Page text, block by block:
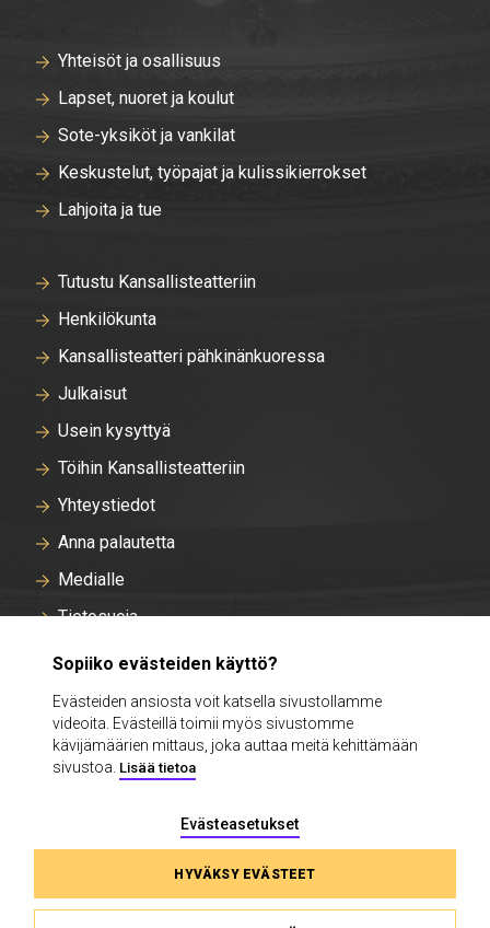
Yhteisöt ja osallisuus
Lapset, nuoret ja koulut
Sote-yksiköt ja vankilat
Keskustelut, työpajat ja kulissikierrokset
Lahjoita ja tue
Tutustu Kansallisteatteriin
Henkilökunta
Kansallisteatteri pähkinänkuoressa
Julkaisut
Usein kysyttyä
Töihin Kansallisteatteriin
Yhteystiedot
Anna palautetta
Medialle
Tietosuoja
Tallentavan kameravalvonnan rekisteriseloste
Evästeasetukset
Intra
Sopiiko evästeiden käyttö?
Evästeiden ansiosta voit katsella sivustollamme
videoita. Evästeillä toimii myös sivustomme
kävijämäärien mittaus, joka auttaa meitä kehittämään
sivustoa. Lisää tietoa
Evästeasetukset
HYVÄKSY EVÄSTEET